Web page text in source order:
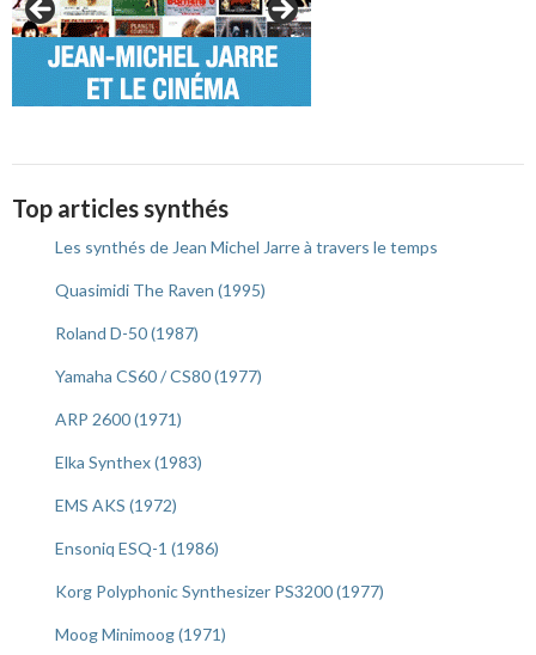
Top articles synthés
Les synthés de Jean Michel Jarre à travers le temps
Quasimidi The Raven (1995)
Roland D-50 (1987)
Yamaha CS60 / CS80 (1977)
ARP 2600 (1971)
Elka Synthex (1983)
EMS AKS (1972)
Ensoniq ESQ-1 (1986)
Korg Polyphonic Synthesizer PS3200 (1977)
Moog Minimoog (1971)